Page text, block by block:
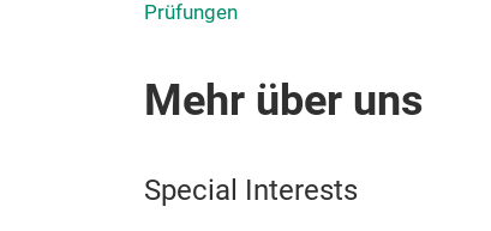
Prüfungen
Mehr über uns
Special Interests